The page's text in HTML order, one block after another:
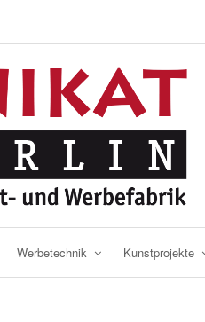
Werbetechnik Kunstprojekte